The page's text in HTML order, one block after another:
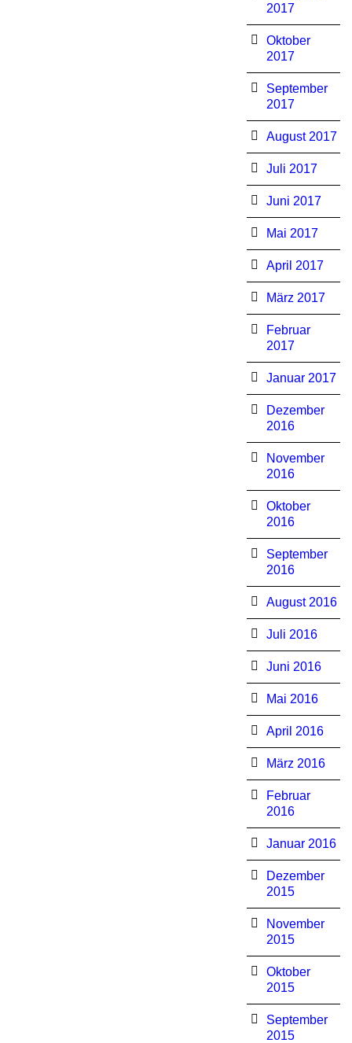
2017
Oktober
2017
September
2017
August 2017
Juli 2017
Juni 2017
Mai 2017
April 2017
März 2017
Februar
2017
Januar 2017
Dezember
2016
November
2016
Oktober
2016
September
2016
August 2016
Juli 2016
Juni 2016
Mai 2016
April 2016
März 2016
Februar
2016
Januar 2016
Dezember
2015
November
2015
Oktober
2015
September
2015